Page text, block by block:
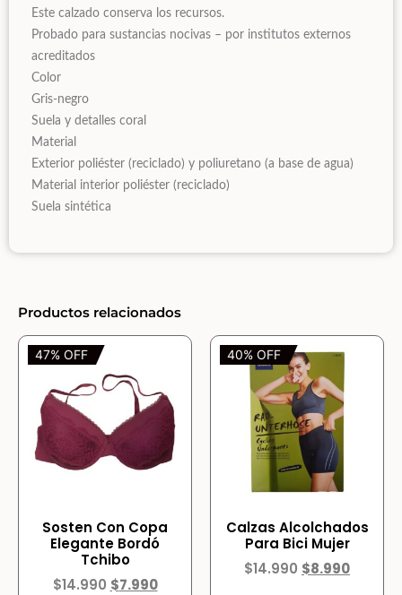
Este calzado conserva los recursos.
Probado para sustancias nocivas – por institutos externos
acreditados
Color
Gris-negro
Suela y detalles coral
Material
Exterior poliéster (reciclado) y poliuretano (a base de agua)
Material interior poliéster (reciclado)
Suela sintética
Productos relacionados
47% OFF
Sosten Con Copa
Elegante Bordó
Tchibo
$14.990 $7.990
40% OFF
Calzas Alcolchados
Para Bici Mujer
$14.990 $8.990